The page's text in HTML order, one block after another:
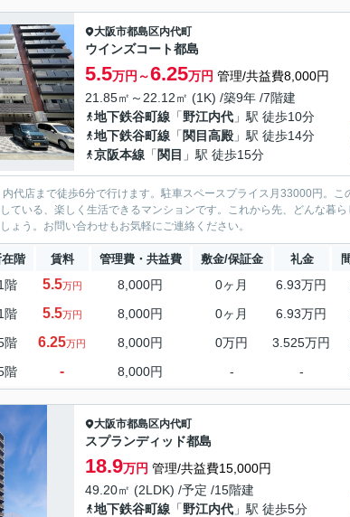
大阪市都島区内代町
ウインズコート都島
5.5万円～6.25万円 管理/共益費8,000円
21.85㎡～22.12㎡ (1K) /築9年 /7階建
地下鉄谷町線 「野江内代 」駅 徒歩10分
地下鉄谷町線 「 関目高殿 」駅 徒歩14分
京阪本線 「 関目 」駅 徒歩15分
代店まで徒歩6分で行けます。駐車スペースプライス月33000円。
ている、楽しく生活できるマンションです。これから先、どんな暮
ょう。お問い合わせもお気軽にご連絡ください。
在階 賃料 管理費・共益費 敷金/保証金 礼金
階 5.5万円 8,000円 0ヶ月 6.93万円
階 5.5万円 8,000円 0ヶ月 6.93万円
階 6.25万円 8,000円 0万円 3.525万円
階 - 8,000円 - -
大阪市都島区内代町
スプランディッド都島
18.9万円 管理/共益費15,000円
49.20㎡ (2LDK) /予定 /15階建
地下鉄谷町線 「野江内代 」駅 徒歩5分